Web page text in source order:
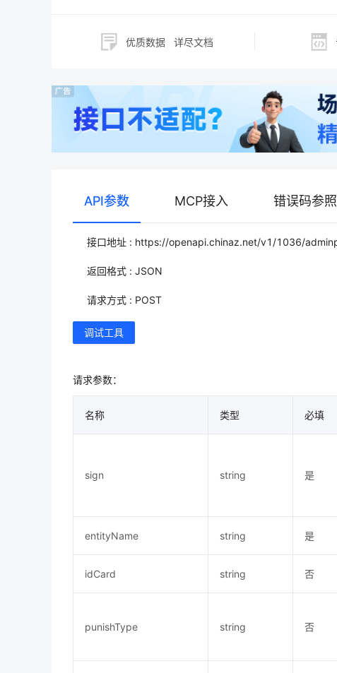
优质数据 详尽文档
API参数 MCP接入 错误码参照
接口地址 : https://openapi.chinaz.net/v1/1036/
返回格式 : JSON
请求方式 : POST
调试工具
请求参数：
名称 类型 必填
sign string 是
entityName string 是
idCard string 否
punishType string 否